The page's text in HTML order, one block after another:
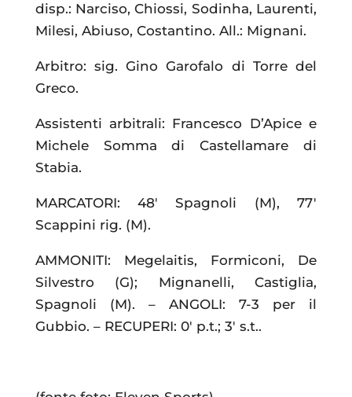
disp.: Narciso, Chiossi, Sodinha, Laurenti,
Milesi, Abiuso, Costantino. All.: Mignani.
Arbitro: sig. Gino Garofalo di Torre del
Greco.
Assistenti arbitrali: Francesco D’Apice e
Michele Somma di Castellamare di
Stabia.
MARCATORI: 48′ Spagnoli (M), 77′
Scappini rig. (M).
AMMONITI: Megelaitis, Formiconi, De
Silvestro (G); Mignanelli, Castiglia,
Spagnoli (M). – ANGOLI: 7-3 per il
Gubbio. – RECUPERI: 0′ p.t.; 3′ s.t..